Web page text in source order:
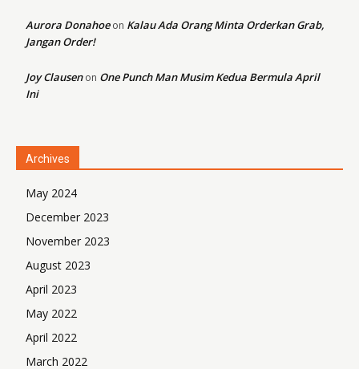
Aurora Donahoeon Kalau Ada Orang Minta Orderkan Grab,
Jangan Order!
Joy Clausenon One Punch Man Musim Kedua Bermula April
Ini
Archives
May 2024
December 2023
November 2023
August 2023
April 2023
May 2022
April 2022
March 2022